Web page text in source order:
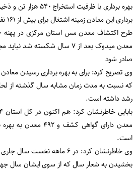
برداری این معادن زمینه اشتغال برای بیش از ۱۶۱ نفر به صورت مستقیم فراهم شده است.
معدن میدوک بعد از ۷ سال
صادر شود
رشد داشته است.
است.
وی خاطرنشان کرد: در ۶
بخشیدن به شعار سال که از سوی ایشان سال